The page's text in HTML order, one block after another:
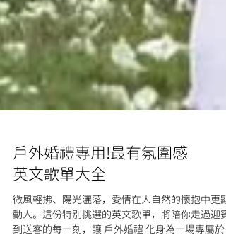
戶外婚禮專用!最有氛圍感
英文歌單大全